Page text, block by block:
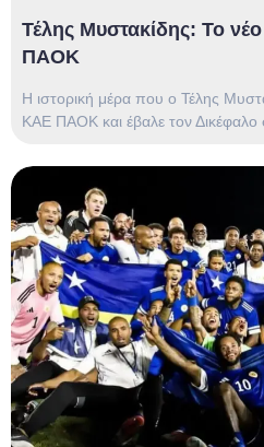
Τέλης Μυστακίδης: Το
ΠΑΟΚ
Η ιστορική μέρα που ο Τέλης
ΚΑΕ ΠΑΟΚ και έβαλε τον Δικέφαλο